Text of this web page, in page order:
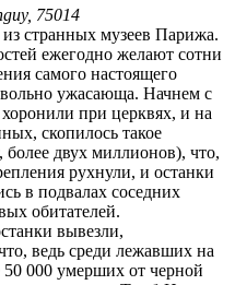
75014
странных музеев Парижа.
ежегодно желают сотни
самого настоящего
ужасающа. Начнем с
при церквях, и на
скопилось такое
более двух миллионов), что,
рухнули, и останки
в подвалах соседних
обитателей.
вывезли,
ведь среди лежавших на
000 умерших от черной